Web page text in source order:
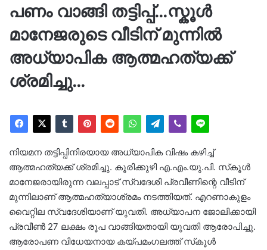
പണം വാങ്ങി തട്ടിപ്പ്…സ്കൂൾ
മാനേജരുടെ വീടിന് മുന്നിൽ
അധ്യാപിക ആത്മഹത്യക്ക്
ശ്രമിച്ചു…
നിയമന തട്ടിപ്പിനിരയായ അധ്യാപിക വിഷം കഴിച്ച്
ആത്മഹത്യക്ക് ശ്രമിച്ചു. കൂരിക്കുഴി എ.എം.യു.പി. സ്‌കൂള്‍
മാനേജരായിരുന്ന വലപ്പാട് സ്വദേശി പ്രവീണിന്റെ വീടിന്
മുന്നിലാണ് ആത്മഹത്യാശ്രമം നടത്തിയത്. എറണാകുളം
വൈറ്റില സ്വദേശിയാണ് യുവതി. അധ്യാപന ജോലിക്കായി
പ്രവീണ്‍ 27 ലക്ഷം രൂപ വാങ്ങിയതായി യുവതി ആരോപിച്ചു.
ആരോപണ വിധേയനായ കയ്പമംഗലത്ത് സ്‌കൂള്‍